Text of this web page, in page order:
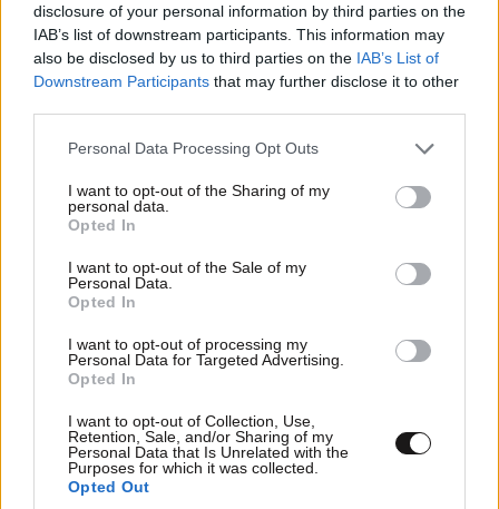
disclosure of your personal information by third parties on the
IAB’s list of downstream participants. This information may
also be disclosed by us to third parties on the IAB’s List of
Downstream Participants that may further disclose it to other
Please note that this website/app uses one or more Google
not limited to your visit or usage behaviour. You may click to
grant or deny consent to Google and its third-party tags to
use your data for below specified purposes in below Google
consent section.
Personal Data Processing Opt Outs
I want to opt-out of the Sharing of my
personal data.
Opted In
I want to opt-out of the Sale of my
Personal Data.
Opted In
I want to opt-out of processing my
Personal Data for Targeted Advertising.
Opted In
I want to opt-out of Collection, Use,
Retention, Sale, and/or Sharing of my
Personal Data that Is Unrelated with the
Purposes for which it was collected.
Opted Out